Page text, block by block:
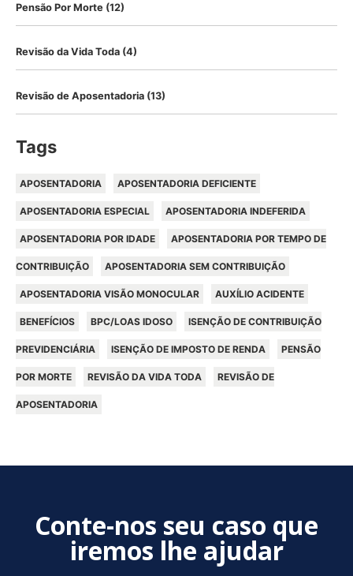
Pensão Por Morte (12)
Revisão da Vida Toda (4)
Revisão de Aposentadoria (13)
Tags
APOSENTADORIA APOSENTADORIA DEFICIENTE
APOSENTADORIA ESPECIAL APOSENTADORIA INDEFERIDA
APOSENTADORIA POR IDADE APOSENTADORIA POR TEMPO DE
CONTRIBUIÇÃO APOSENTADORIA SEM CONTRIBUIÇÃO
APOSENTADORIA VISÃO MONOCULAR AUXÍLIO ACIDENTE
BENEFÍCIOS BPC/LOAS IDOSO ISENÇÃO DE CONTRIBUIÇÃO
PREVIDENCIÁRIA ISENÇÃO DE IMPOSTO DE RENDA PENSÃO
POR MORTE REVISÃO DA VIDA TODA REVISÃO DE
APOSENTADORIA
Conte-nos seu caso que
iremos lhe ajudar